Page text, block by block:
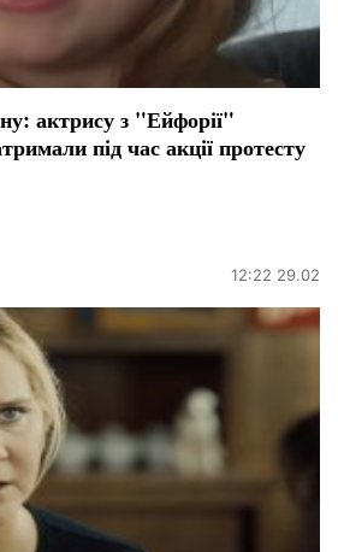
актрису з "Ейфорії"
під час акції протесту
12:22 29.02